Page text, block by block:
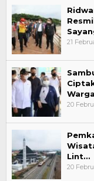
21
20
Lint…
20